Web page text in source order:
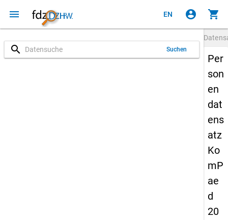
menu EN account_circle shopping_cart
search Suchen
Per
son
en
dat
ens
atz
Ko
mP
ae
d
20